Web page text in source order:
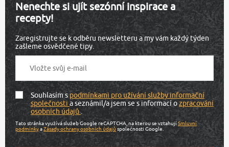
Nenechte si ujít sezónní inspirace a
recepty!
Zaregistrujte se k odběru newsletteru a my vám každý týden
zašleme osvědčené tipy.
Souhlasím spodmínkami pro užívání služby informační
společnostia seznámil/a jsem se s informací ozpracování
osobních údajů.
Tato stránka využívá služeb Google reCAPTCHA, na kterou se vztahujíSmluvní
podmínkyaZásady ochrany osobních údajů společnosti Google.